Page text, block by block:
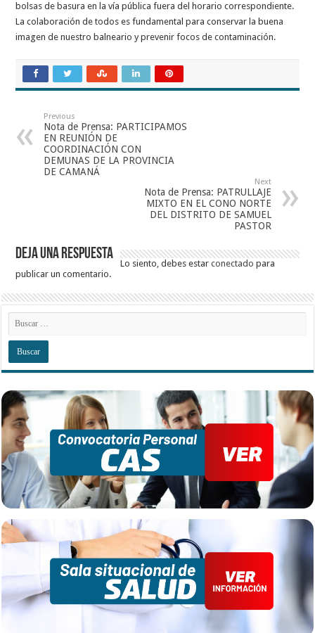
bolsas de basura en la vía pública fuera del horario correspondiente.
La colaboración de todos es fundamental para conservar la buena
imagen de nuestro balneario y prevenir focos de contaminación.
Previous
Nota de Prensa: PARTICIPAMOS
EN REUNIÓN DE
COORDINACIÓN CON
DEMUNAS DE LA PROVINCIA
DE CAMANÁ
Next
Nota de Prensa: PATRULLAJE
MIXTO EN EL CONO NORTE
DEL DISTRITO DE SAMUEL
PASTOR
Deja una respuesta
Lo siento, debes estarconectado para
publicar un comentario.